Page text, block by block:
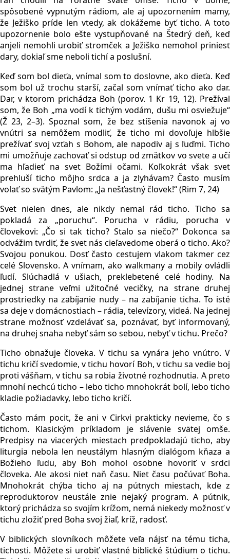
spôsobené vypnutým rádiom, ale aj upozornením mamy,
že Ježiško príde len vtedy, ak dokážeme byť ticho. A toto
upozornenie bolo ešte vystupňované na Štedrý deň, keď
anjeli nemohli urobiť stromček a Ježiško nemohol priniesť
dary, dokiaľ sme neboli tichí a poslušní.
Keď som bol dieťa, vnímal som to doslovne, ako dieťa. Keď
som bol už trochu starší, začal som vnímať ticho ako dar.
Dar, v ktorom prichádza Boh (porov. 1 Kr 19, 12). Prežíval
som, že Boh „ma vodí k tichým vodám, dušu mi osviežuje“
(Ž 23, 2–3). Spoznal som, že bez stíšenia navonok aj vo
vnútri sa nemôžem modliť, že ticho mi dovoľuje hlbšie
prežívať svoj vzťah s Bohom, ale napodiv aj s ľuďmi. Ticho
mi umožňuje zachovať si odstup od zmätkov vo svete a učí
ma hľadieť na svet Božími očami. Koľkokrát však svet
prehluší ticho môjho srdca a ja zlyhávam? Často musím
volať so svätým Pavlom: „Ja nešťastný človek!“ (Rim 7, 24)
Svet nielen dnes, ale nikdy nemal rád ticho. Ticho sa
pokladá za „poruchu“. Porucha v rádiu, porucha v
človekovi: „Čo si tak ticho? Stalo sa niečo?“ Dokonca sa
odvážim tvrdiť, že svet nás cieľavedome oberá o ticho. Ako?
Svojou ponukou. Dosť často cestujem vlakom takmer cez
celé Slovensko. A vnímam, ako walkmany a mobily ovládli
ľudí. Slúchadlá v ušiach, preklebetené celé hodiny. Na
jednej strane veľmi užitočné vecičky, na strane druhej
prostriedky na zabíjanie nudy – na zabíjanie ticha. To isté
sa deje v domácnostiach – rádia, televízory, videá. Na jednej
strane možnosť vzdelávať sa, poznávať, byť informovaný,
na druhej snaha nebyť sám so sebou, nebyť v tichu. Prečo?
Ticho obnažuje človeka. V tichu sa vynára jeho vnútro. V
tichu kričí svedomie, v tichu hovorí Boh, v tichu sa vedie boj
proti vášňam, v tichu sa robia životné rozhodnutia. A preto
mnohí nechcú ticho – lebo ticho mnohokrát bolí, lebo ticho
kladie požiadavky, lebo ticho kričí.
Často mám pocit, že ani v Cirkvi prakticky nevieme, čo s
tichom. Klasickým príkladom je slávenie svätej omše.
Predpisy na viacerých miestach predpokladajú ticho, aby
liturgia nebola len neustálym hlasným dialógom kňaza a
Božieho ľudu, aby Boh mohol osobne hovoriť v srdci
človeka. Ale akosi niet naň času. Niet času počúvať Boha.
Mnohokrát chýba ticho aj na pútnych miestach, kde z
reproduktorov neustále znie nejaký program. A pútnik,
ktorý prichádza so svojím krížom, nemá niekedy možnosť v
tichu zložiť pred Boha svoj žiaľ, kríž, radosť.
V biblických slovníkoch môžete veľa nájsť na tému ticha,
tichosti. Môžete si urobiť vlastné biblické štúdium o tichu.